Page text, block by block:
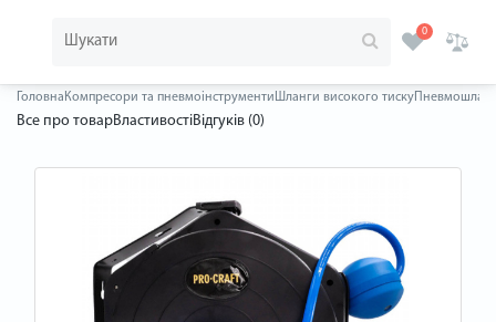
0
Головна Компресори та пневмоінструменти Шланги високого тиску
Все про товарВластивостіВідгуків (0)